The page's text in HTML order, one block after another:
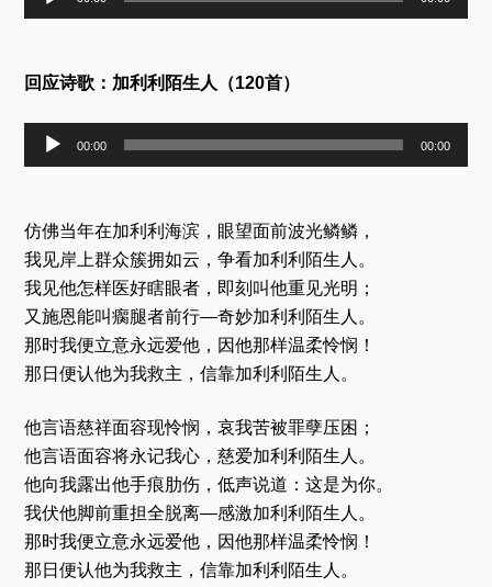
器
回应诗歌：加利利陌生人（120首）
器
00:00 00:00
仿佛当年在加利利海滨，眼望面前波光鳞鳞，
我见岸上群众簇拥如云，争看加利利陌生人。
我见他怎样医好瞎眼者，即刻叫他重见光明；
又施恩能叫瘸腿者前行—奇妙加利利陌生人。
那时我便立意永远爱他，因他那样温柔怜悯！
那日便认他为我救主，信靠加利利陌生人。
他言语慈祥面容现怜悯，哀我苦被罪孽压困；
他言语面容将永记我心，慈爱加利利陌生人。
他向我露出他手痕肋伤，低声说道：这是为你。
我伏他脚前重担全脱离—感激加利利陌生人。
那时我便立意永远爱他，因他那样温柔怜悯！
那日便认他为我救主，信靠加利利陌生人。